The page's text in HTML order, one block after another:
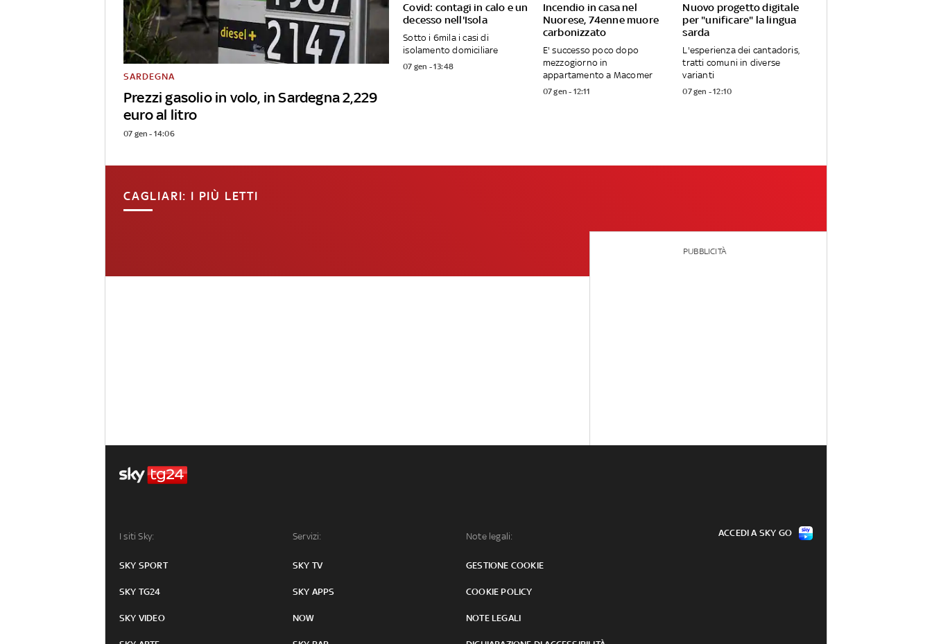
Prezzi gasolio in volo, in Sardegna 2,229
euro al litro
SARDEGNA
07 gen - 14:06
Covid: contagi in calo e un
decesso nell'Isola
Sotto i 6mila i casi di
isolamento domiciliare
07 gen - 13:48
Incendio in casa nel
Nuorese, 74enne muore
carbonizzato
E' successo poco dopo
mezzogiorno in
appartamento a Macomer
07 gen - 12:11
Nuovo progetto digitale
per "unificare" la lingua
sarda
L'esperienza dei cantadoris,
tratti comuni in diverse
varianti
07 gen - 12:10
CAGLIARI: I PIÙ LETTI
PUBBLICITÀ
I siti Sky:
SKY SPORT
SKY TG24
SKY VIDEO
Servizi:
SKY TV
SKY APPS
NOW
Note legali:
GESTIONE COOKIE
COOKIE POLICY
NOTE LEGALI
ACCEDI A SKY GO